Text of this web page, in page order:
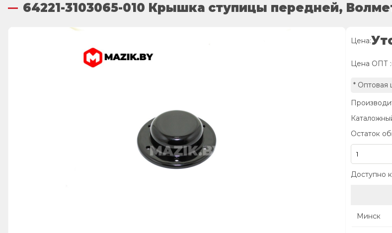
64221-3103065-010 Крышка ступицы передней,
Цена:
Цена ОПТ :
* Оптовая
Остаток
Доступно
Минск